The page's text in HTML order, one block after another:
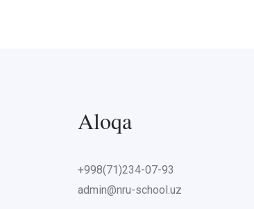
Aloqa
+998(71)234-07-93
admin@nru-school.uz